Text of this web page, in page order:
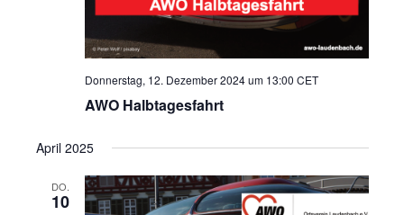
AWO Halbtagesfahrt
Donnerstag, 12. Dezember 2024 um 13:00 CET
April 2025
DO.
10